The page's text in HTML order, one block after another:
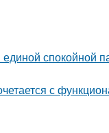
спокойной
с